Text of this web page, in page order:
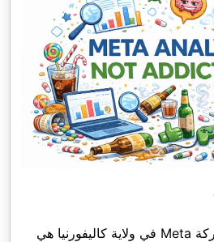
الدعوى القضائية ضد شركة Meta في ولاية كاليفورنيا هي